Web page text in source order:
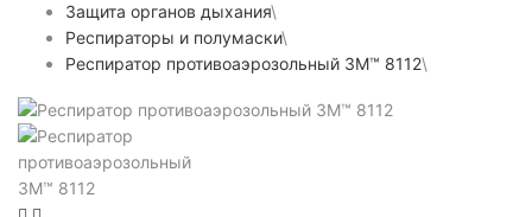
Защита органов дыхания\
Респираторы и полумаски\
Респиратор противоаэрозольный 3M™ 8112\